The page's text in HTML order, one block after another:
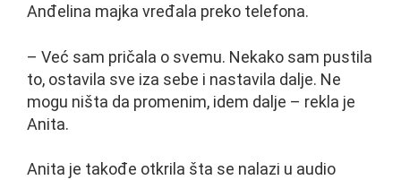
Anđelina majka vređala preko telefona.
– Već sam pričala o svemu. Nekako sam pustila
to, ostavila sve iza sebe i nastavila dalje. Ne
mogu ništa da promenim, idem dalje – rekla je
Anita.
Anita je takođe otkrila šta se nalazi u audio